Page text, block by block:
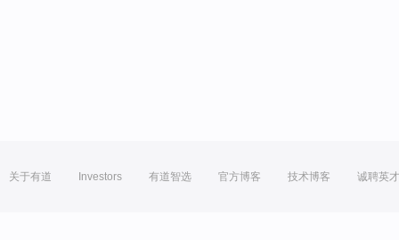
关于有道 Investors 有道智选 官方博客 技术博客 诚聘英才